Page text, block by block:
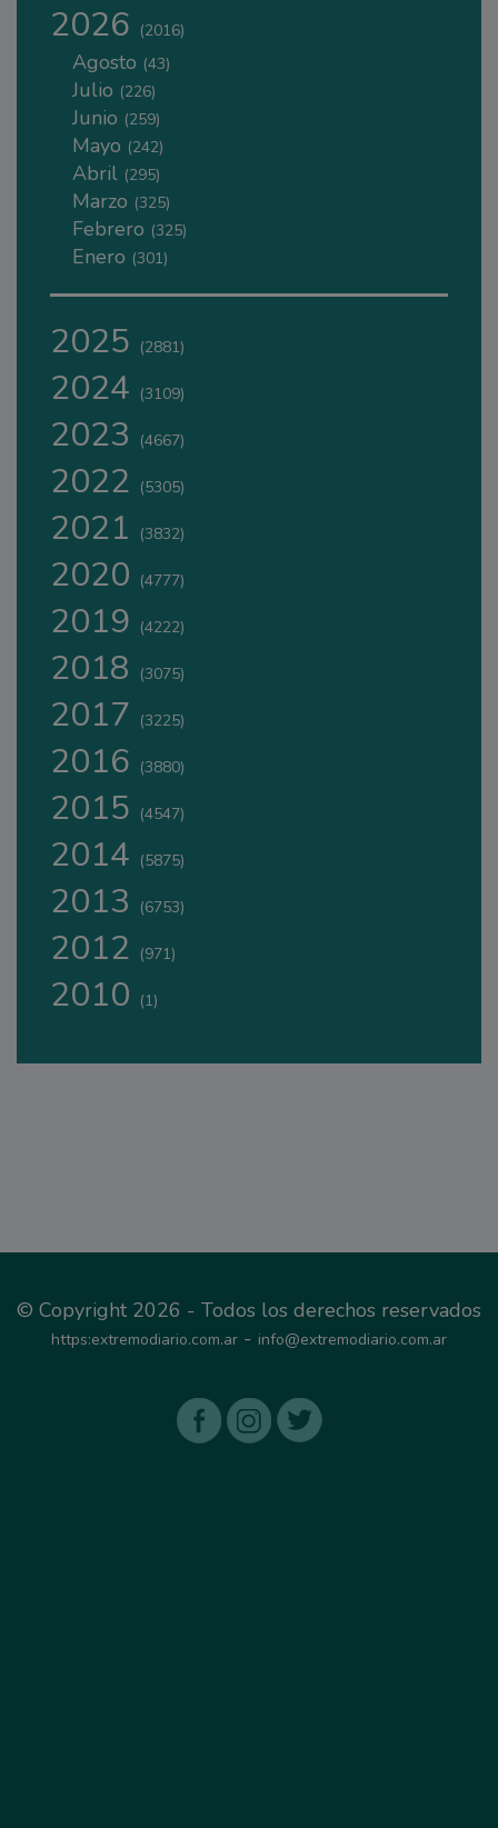
2026 (2016)
Agosto (43)
Julio (226)
Junio (259)
Mayo (242)
Abril (295)
Marzo (325)
Febrero (325)
Enero (301)
2025 (2881)
2024 (3109)
2023 (4667)
2022 (5305)
2021 (3832)
2020 (4777)
2019 (4222)
2018 (3075)
2017 (3225)
2016 (3880)
2015 (4547)
2014 (5875)
2013 (6753)
2012 (971)
2010 (1)
© Copyright 2026 - Todos los derechos reservados
https:extremodiario.com.ar - info@extremodiario.com.ar